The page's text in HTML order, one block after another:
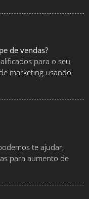
de vendas?
para o seu
marketing usando
te ajudar,
para aumento de